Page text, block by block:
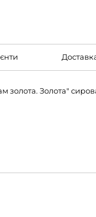
золота. Золота"